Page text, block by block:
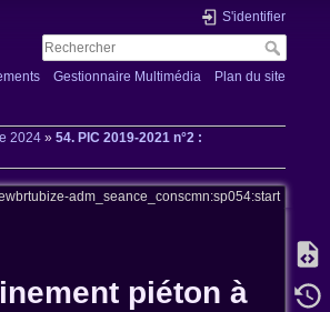
S'identifier
Gestionnaire Multimédia Plan du site
2024 »54. PIC 2019-2021 n°2 :
adm_seance_conscmn:sp054:start
piéton à